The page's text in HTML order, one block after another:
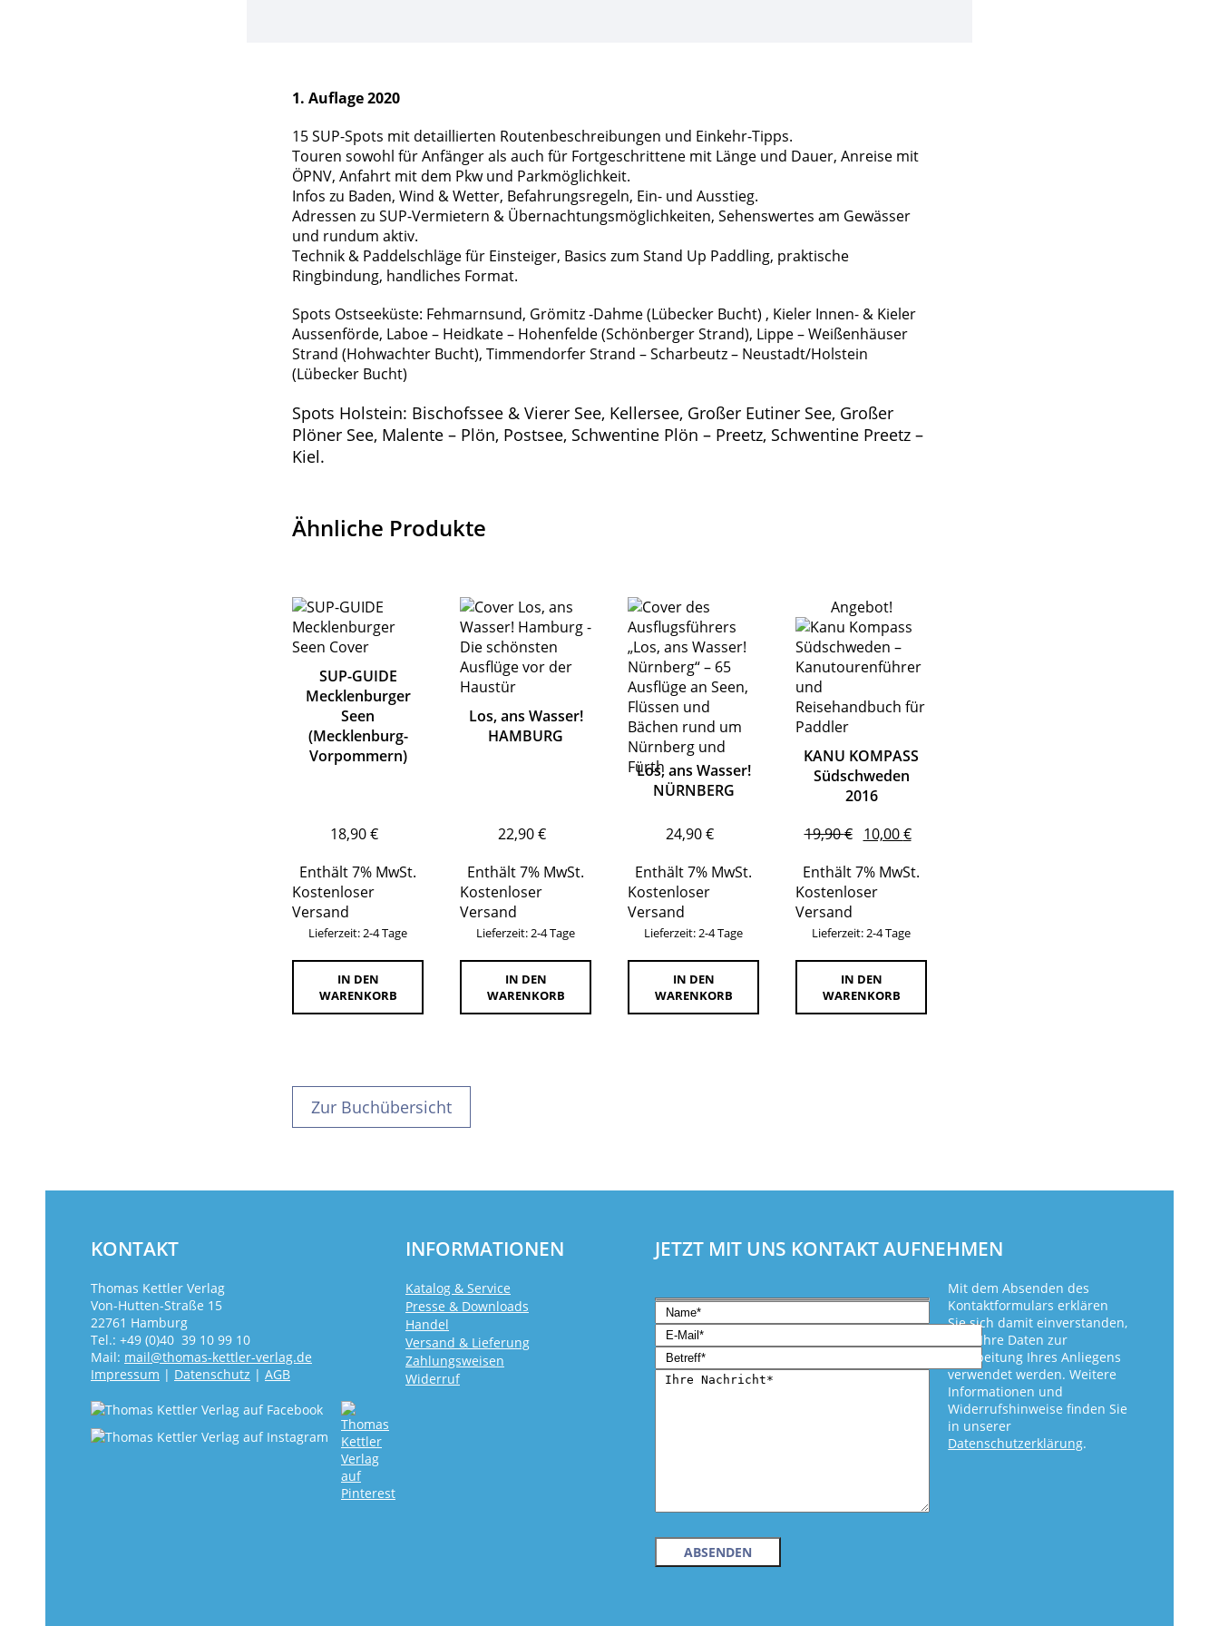
1. Auflage 2020
15 SUP-Spots mit detaillierten Routenbeschreibungen und Einkehr-Tipps.
Touren sowohl für Anfänger als auch für Fortgeschrittene mit Länge und Dauer, Anreise mit
ÖPNV, Anfahrt mit dem Pkw und Parkmöglichkeit.
Infos zu Baden, Wind & Wetter, Befahrungsregeln, Ein- und Ausstieg.
Adressen zu SUP-Vermietern & Übernachtungsmöglichkeiten, Sehenswertes am Gewässer
und rundum aktiv.
Technik & Paddelschläge für Einsteiger, Basics zum Stand Up Paddling, praktische
Ringbindung, handliches Format.
Spots Ostseeküste: Fehmarnsund, Grömitz -Dahme (Lübecker Bucht) , Kieler Innen- & Kieler
Aussenförde, Laboe – Heidkate – Hohenfelde (Schönberger Strand), Lippe – Weißenhäuser
Strand (Hohwachter Bucht), Timmendorfer Strand – Scharbeutz – Neustadt/Holstein
(Lübecker Bucht)
Spots Holstein: Bischofssee & Vierer See, Kellersee, Großer Eutiner See, Großer
Plöner See, Malente – Plön, Postsee, Schwentine Plön – Preetz, Schwentine Preetz –
Kiel.
Ähnliche Produkte
SUP-GUIDE
Mecklenburger
Seen
(Mecklenburg-
Vorpommern)
18,90€
Enthält 7% MwSt.
Kostenloser
Versand
Lieferzeit: 2-4 Tage
IN DEN
WARENKORB
Los, ans Wasser!
HAMBURG
22,90€
Enthält 7% MwSt.
Kostenloser
Versand
Lieferzeit: 2-4 Tage
IN DEN
WARENKORB
Los, ans Wasser!
NÜRNBERG
24,90€
Enthält 7% MwSt.
Kostenloser
Versand
Lieferzeit: 2-4 Tage
IN DEN
WARENKORB
Angebot!
KANU KOMPASS
Südschweden
2016
19,90€
Ursprünglicher
war:
19,90 €
10,00€
ist:
Enthält 7% MwSt.
Kostenloser
Versand
Lieferzeit: 2-4 Tage
IN DEN
WARENKORB
Zur Buchübersicht
KONTAKT
Thomas Kettler Verlag
Von-Hutten-Straße 15
22761 Hamburg
Tel.: +49 (0)40 39 10 99 10
Mail: mail@thomas-kettler-verlag.de
Impressum | Datenschutz | AGB
INFORMATIONEN
Katalog & Service
Presse & Downloads
Handel
Versand & Lieferung
Zahlungsweisen
Widerruf
JETZT MIT UNS KONTAKT AUFNEHMEN
Bitte lasse dieses Feld leer.
Mit dem Absenden des
Kontaktformulars erklären
Sie sich damit einverstanden,
dass Ihre Daten zur
Bearbeitung Ihres Anliegens
verwendet werden. Weitere
Informationen und
Widerrufshinweise finden Sie
in unserer
Datenschutzerklärung.